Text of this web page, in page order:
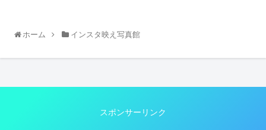
ホーム インスタ映え写真館
スポンサーリンク